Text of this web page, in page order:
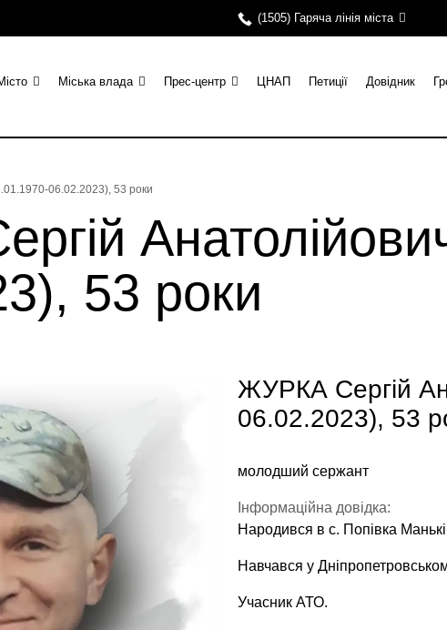
(1505) Гаряча лінія міста
Міська влада Прес-центр ЦНАП Петиції Довідник
06.02.2023), 53 роки
53 роки
ЖУРКА Сергій
06.02.2023), 53
молодший сержант
Інформаційна довідка:
Народився в с. Попівка
Навчався у
Учасник АТО.